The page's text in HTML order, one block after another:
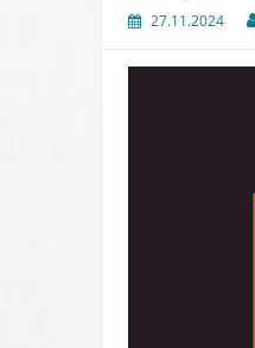
27.11.2024